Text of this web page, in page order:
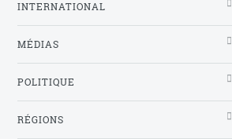
INTERNATIONAL
MÉDIAS
POLITIQUE
RÉGIONS